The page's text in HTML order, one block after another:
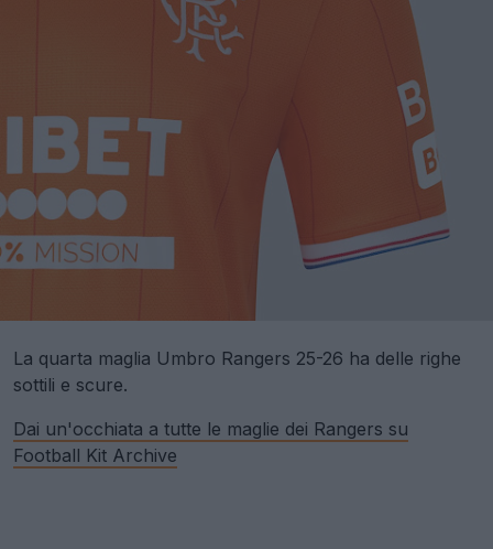
La quarta maglia Umbro Rangers 25-26 ha delle righe
sottili e scure.
Dai un'occhiata a tutte le maglie dei Rangers su
Football Kit Archive